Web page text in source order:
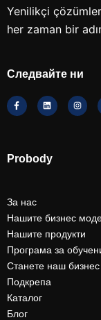
Yenilikçi
her zaman bir
Следвайте ни
Probody
За нас
Нашите бизнес
Нашите продукти
Програма за
Станете наш
Подкрепа
Каталог
Блог